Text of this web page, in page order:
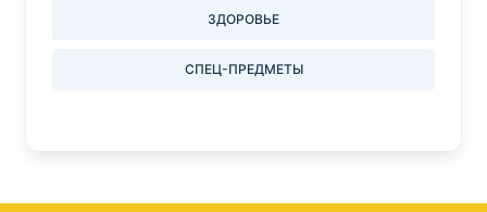
ЗДОРОВЬЕ
СПЕЦ-ПРЕДМЕТЫ